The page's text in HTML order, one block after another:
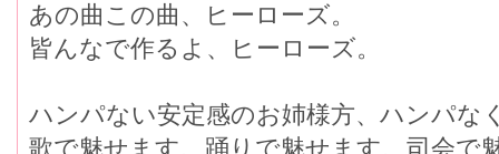
あの曲この曲、ヒーローズ。
皆んなで作るよ、ヒーローズ。
ハンパない安定感のお姉様方、ハンパな
歌で魅せます、踊りで魅せます、司会で